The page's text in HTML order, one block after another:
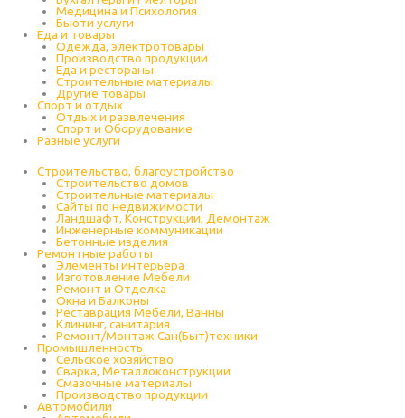
Медицина и Психология
Бьюти услуги
Еда и товары
Одежда, электротовары
Производство продукции
Еда и рестораны
Строительные материалы
Другие товары
Спорт и отдых
Отдых и развлечения
Спорт и Оборудование
Разные услуги
Строительство, благоустройство
Строительство домов
Строительные материалы
Сайты по недвижимости
Ландшафт, Конструкции, Демонтаж
Инженерные коммуникации
Бетонные изделия
Ремонтные работы
Элементы интерьера
Изготовление Мебели
Ремонт и Отделка
Окна и Балконы
Реставрация Мебели, Ванны
Клининг, санитария
Ремонт/Монтаж Сан(Быт)техники
Промышленность
Cельское хозяйство
Сварка, Металлоконструкции
Cмазочные материалы
Производство продукции
Автомобили